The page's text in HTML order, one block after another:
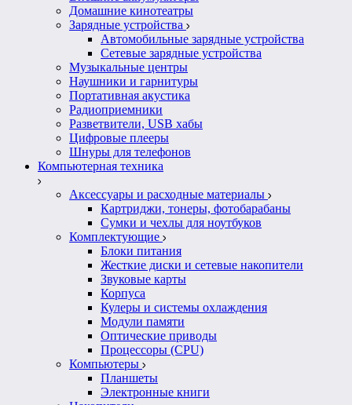
Домашние кинотеатры
Зарядные устройства
Автомобильные зарядные устройства
Сетевые зарядные устройства
Музыкальные центры
Наушники и гарнитуры
Портативная акустика
Радиоприемники
Разветвители, USB хабы
Цифровые плееры
Шнуры для телефонов
Компьютерная техника
Аксессуары и расходные материалы
Картриджи, тонеры, фотобарабаны
Сумки и чехлы для ноутбуков
Комплектующие
Блоки питания
Жесткие диски и сетевые накопители
Звуковые карты
Корпуса
Кулеры и системы охлаждения
Модули памяти
Оптические приводы
Процессоры (CPU)
Компьютеры
Планшеты
Электронные книги